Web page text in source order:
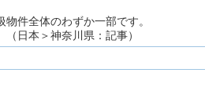
件全体のわずか一部です。
日本＞神奈川県：記事）